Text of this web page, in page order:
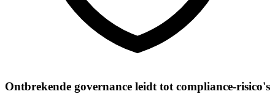
Ontbrekende governance leidt tot compliance-risico's